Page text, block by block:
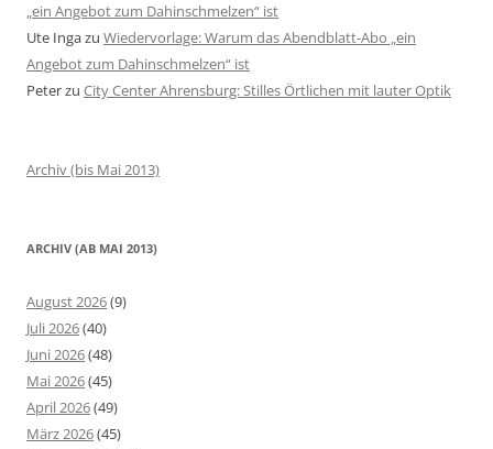
„ein Angebot zum Dahinschmelzen“ ist
Ute Ingazu Wiedervorlage: Warum das Abendblatt-Abo „ein
Angebot zum Dahinschmelzen“ ist
Peterzu City Center Ahrensburg: Stilles Örtlichen mit lauter Optik
Archiv (bis Mai 2013)
ARCHIV (AB MAI 2013)
August 2026(9)
Juli 2026(40)
Juni 2026(48)
Mai 2026(45)
April 2026(49)
März 2026(45)